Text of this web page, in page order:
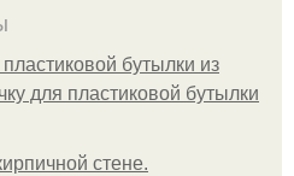
бутылки из
для пластиковой бутылки
стене.